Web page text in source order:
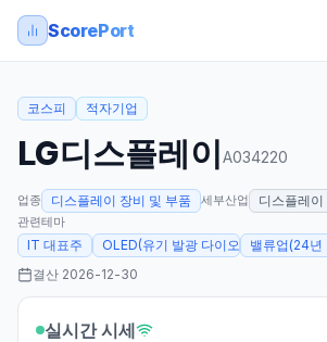
ScorePort
코스피 적자기업
LG디스플레이A034220
업종 디스플레이 장비 및 부품 세부산업 디스플레이
관련테마
IT 대표주 OLED(유기 발광 다이오드)밸류업(24년
결산 2026-12-30
실시간 시세